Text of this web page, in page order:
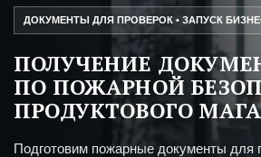
ДОКУМЕНТЫ ДЛЯ ПРОВЕРОК • ЗАПУСК
ПОЛУЧЕНИЕ
ПО ПОЖАРНОЙ
ПРОДУКТОВОГО
Подготовим пожарные документы для